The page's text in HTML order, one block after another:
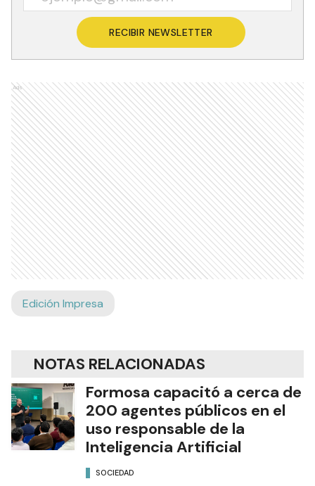
RECIBIR NEWSLETTER
Ads
Edición Impresa
NOTAS RELACIONADAS
Formosa capacitó a cerca de
200 agentes públicos en el
uso responsable de la
Inteligencia Artificial
SOCIEDAD